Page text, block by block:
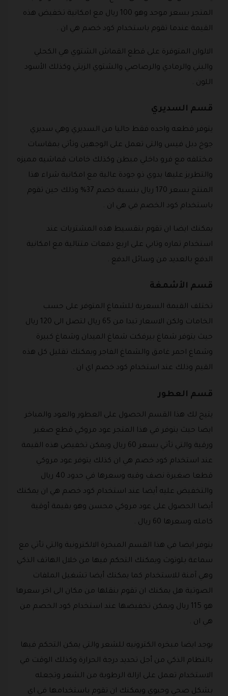
المتجر بسعر موحد وهو 100 ريال مع امكانية تخفيض هذه
القيمة عندما تقوم باستخدام كود خصم هي ان .
الالوان المتوفرة على قطع القماش الشتوي هي الكحلي
والبني والرمادي والرصاصي والشتوي الزيتي وكذلك الأسود
اللون .
قسم السديري
يتوفر قطعه واحده فقط حاليا من السديري وهي سديري
جوخ دبل فيس والتي تعمل على الوجهين وتأتي بمقاسات
مختلفه مع فرو داخلي مبطن وكذلك خامات قماشيه مميزه
والتطريز عليها يدوي ذو جودة عالية مع امكانية شراء هذا
المنتج بسعر 170 ريال بنسبة خصم 37% وذلك حين تقوم
باستخدام كود الخصم في هي ان .
يمكنك ايضا ان تقوم بتقسيط هذه المشتريات عند
استخدام تماره وتابي على اربع دفعات متتالية مع امكانية
الدفع بالعديد من وسائل الدفع .
قسم الأشمغة
تختلف القيمة السعرية للشماغ المتوفر على حسب
الخامات ولكن الاسعار تبدا من 65 ريال لتصل الى 120 ريال
حيث يتوفر شماغ بيرفكت شماغ الميدان وشماغ كبيرة
وشماغ احمر غامق والشماغ الفاجر ويمكنك تقليل كل هذه
القيم وذلك عند استخدام كود خصم اي ان .
قسم العطور
يتيح لك هذا القسم الحصول على العطور والعود والمباخر
ايضا حيث يتوفر في هذا المتجر عود مروكي قطع صغير
ورقية والتي تأتي بسعر 60 ريال ويمكن تخفيض هذه القيمة
عند استخدام كود خصم هي ان كذلك يتوفر عود مروكي
قطعا صغيرة نصف وقيه وسعرها في حدود 40 ريال
والتخفيض عليه أيضا عند استخدام كود خصم هي ان يمكنك
أيضا الحصول على عود مروكي محسن وهو بقيمة أوقية
كامله وسعرها 60 ريال .
يتوفر ايضا في هذا القسم المبخرة الالكترونية والتي تأتي مع
سماعة بلوتوث ويمكنك التحكم فيها من خلال الهاتف الذكي
وهي آمنة للاستخدام كما يمكنك أيضا تشغيل الملفات
الصوتية هل يمكنك ان تقوم بنقلها من مكان الى اخر سعرها
هو 115 ريال ويمكن تخفيضها عند استخدام كود الخصم من
هي ان .
يوجد ايضا مبخره الكترونيه للشعر والتي يمكن التحكم فيها
بالنظام الذكي من أجل تحديد درجة الحرارة وكذلك الوقت في
الاستخدام تعمل على ازالة الرطوبة من الشعر وتجعله
بشكل صحي وحيوي ويمكنك ان تقوم باستخدامها في اي